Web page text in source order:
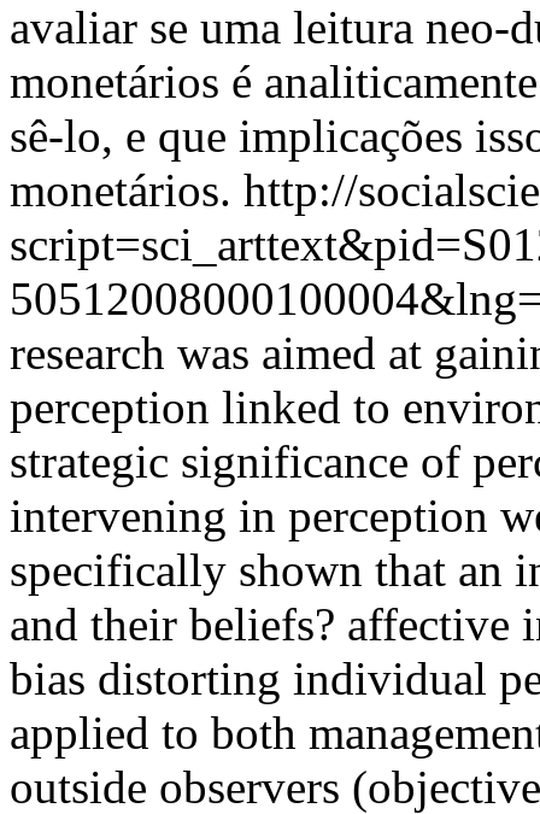
avaliar se uma leitura neo-
monetários é
sê-lo, e que implicações
monetários. http://
research was aimed at
perception linked to
strategic significance of
intervening in perception
specifically shown that an
and their beliefs? affective
bias distorting individual
applied to both
outside observers